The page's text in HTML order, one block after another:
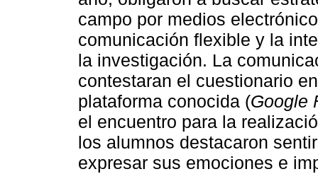
campo por medios
comunicación flexible y la
la investigación. La
contestaran el cuestionario
plataforma conocida (Google
el encuentro para la
los alumnos destacaron
expresar sus emociones e